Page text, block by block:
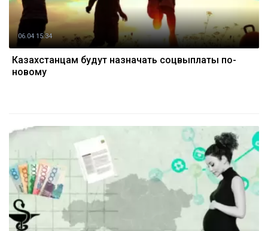
06.04 15:34
Казахстанцам будут назначать соцвыплаты по-
новому